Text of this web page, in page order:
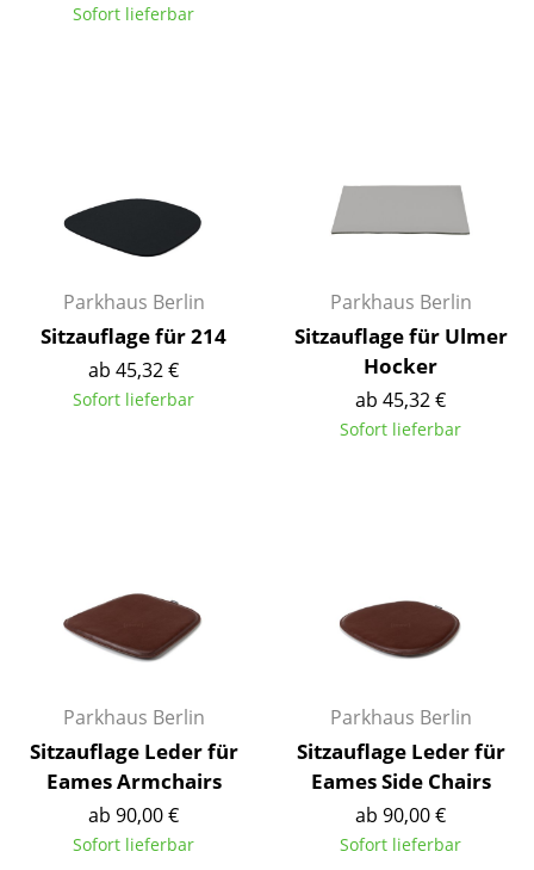
Hängeleuchten & Deckenleuchten
Bodenleuchten
Wandleuchten
Outdoor-Leuchten
Akkuleuchten
... alle Leuchten
Stapelbetten
Kinderbetten
... alle Betten
Accessoires
Uhren
Sofort lieferbar
Parkhaus Berlin
Sitzauflage für 214
ab 45,32 €
Sofort lieferbar
Parkhaus Berlin
Sitzauflage für Ulmer
Hocker
ab 45,32 €
Sofort lieferbar
Parkhaus Berlin
Sitzauflage Leder für
Eames Armchairs
ab 90,00 €
Sofort lieferbar
Parkhaus Berlin
Sitzauflage Leder für
Eames Side Chairs
ab 90,00 €
Sofort lieferbar